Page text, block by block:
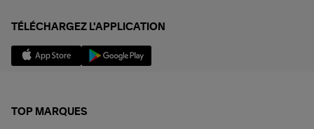
TÉLÉCHARGEZ L'APPLICATION
TOP MARQUES